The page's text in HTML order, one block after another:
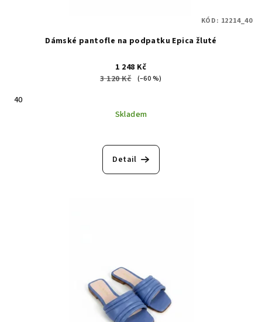
Dámské pantofle na podpatku Epica žluté
1 248 Kč
3 120 Kč
(–60 %)
40
Skladem
Detail
KÓD: 12214_40